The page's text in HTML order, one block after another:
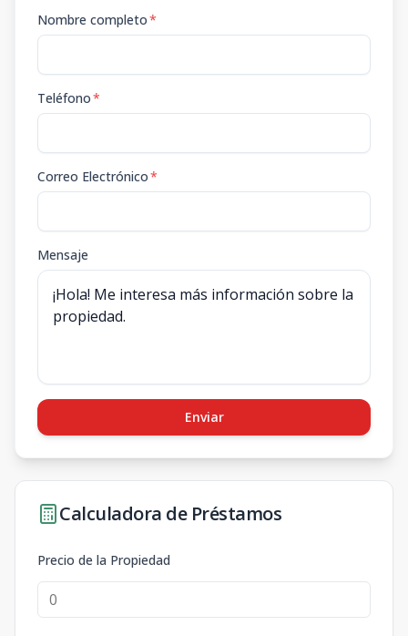
Nombre completo*
Teléfono*
Correo Electrónico*
Mensaje
Enviar
Calculadora de Préstamos
Precio de la Propiedad